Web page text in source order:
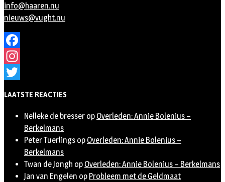
info@haaren.nu
nieuws@vught.nu
Facebook
Instagram
LAATSTE REACTIES
Nelleke de bresser op Overleden: Annie Bolenius –
Berkelmans
Peter Tuerlings op Overleden: Annie Bolenius –
Berkelmans
Twan de Jongh op Overleden: Annie Bolenius – Berkelmans
Jan van Engelen op Probleem met de Geldmaat